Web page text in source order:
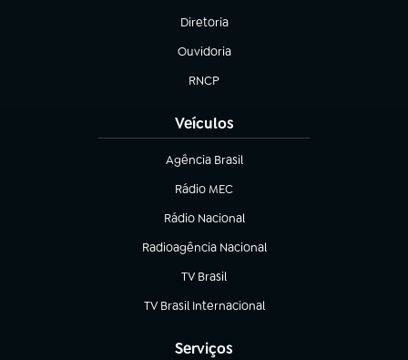
Diretoria
(abre em nova aba)
Ouvidoria
(abre em nova aba)
RNCP
(abre em nova aba)
Veículos
Agência Brasil
(abre em nova aba)
Rádio MEC
(abre em nova aba)
Rádio Nacional
Radioagência Nacional
(abre em nova aba)
TV Brasil
(abre em nova aba)
TV Brasil Internacional
(abre em nova aba)
Serviços